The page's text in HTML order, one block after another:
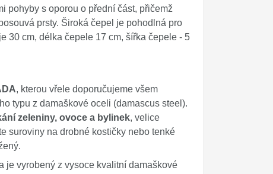
pohyby s oporou o přední část, přičemž
prsty. Široká čepel je pohodlná pro
30 cm, délka čepele 17 cm, šířka čepele - 5
, kterou vřele doporučujeme všem
typu z damaškové oceli (damascus steel).
zeleniny, ovoce a bylinek, velice
suroviny na drobné kostičky nebo tenké
je vyrobený z vysoce kvalitní damaškové